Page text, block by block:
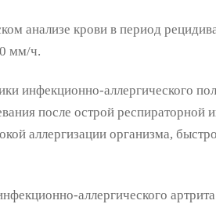
анализе крови в период
мм/ч.
инфекционно-аллергического
после острой респираторной
аллергизации организма,
аллергического